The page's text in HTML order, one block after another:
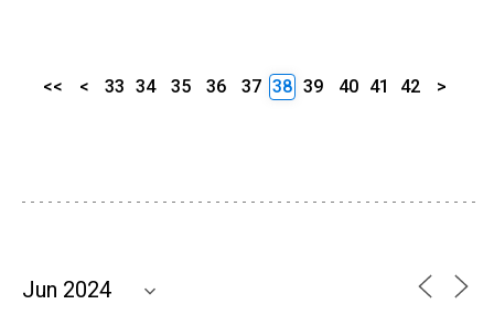
<< < 33 34 35 36 37 38 39 40 41 42 >